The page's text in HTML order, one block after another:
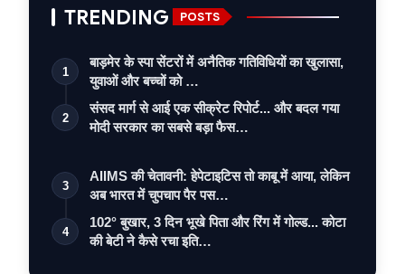
TRENDING POSTS
1
बाड़मेर के स्पा सेंटरों में अनैतिक गतिविधियों का खुलासा,
युवाओं और बच्चों को …
2
संसद मार्ग से आई एक सीक्रेट रिपोर्ट... और बदल गया
मोदी सरकार का सबसे बड़ा फैस…
3
AIIMS की चेतावनी: हेपेटाइटिस तो काबू में आया, लेकिन
अब भारत में चुपचाप पैर पस…
4
102° बुखार, 3 दिन भूखे पिता और रिंग में गोल्ड... कोटा
की बेटी ने कैसे रचा इति…